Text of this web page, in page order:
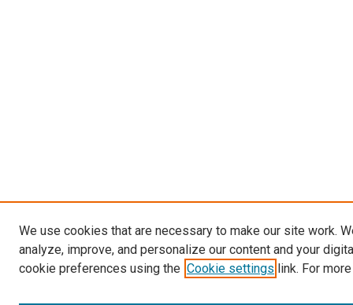
We use cookies that are necessary to make our site work.
analyze, improve, and personalize our content and your
cookie preferences using the Cookie settings link. For